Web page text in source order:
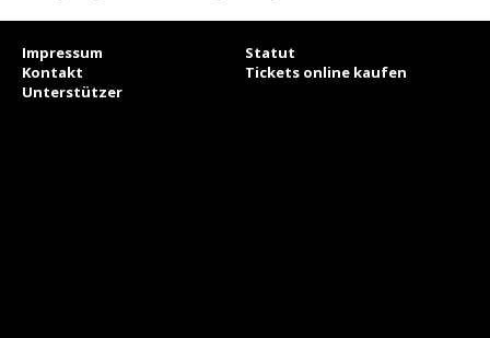
Impressum
Statut
Kontakt
Tickets online kaufen
Unterstützer